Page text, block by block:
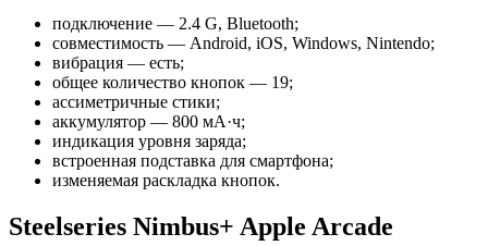
подключение — 2.4 G, Bluetooth;
совместимость — Android, iOS, Windows, Nintendo;
вибрация — есть;
общее количество кнопок — 19;
ассиметричные стики;
аккумулятор — 800 мА·ч;
индикация уровня заряда;
встроенная подставка для смартфона;
изменяемая раскладка кнопок.
Steelseries Nimbus+ Apple Arcade